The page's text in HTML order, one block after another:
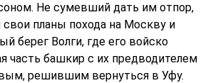
Не сумевший дать им отпор,
свои планы похода на Москву и
берег Волги, где его войско
часть башкир с их предводителем
решившим вернуться в Уфу.